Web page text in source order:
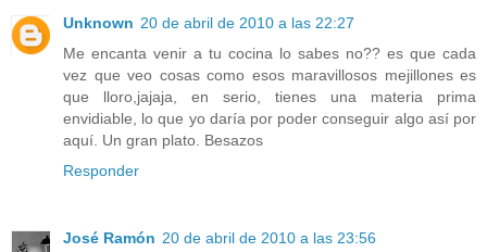
Unknown 20 de abril de 2010 a las 22:27
Me encanta venir a tu cocina lo sabes no?? es que cada
vez que veo cosas como esos maravillosos mejillones es
que lloro,jajaja, en serio, tienes una materia prima
envidiable, lo que yo daría por poder conseguir algo así por
aquí. Un gran plato. Besazos
Responder
José Ramón 20 de abril de 2010 a las 23:56